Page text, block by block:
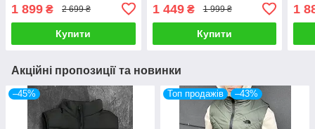
1 899 ₴ 2 699 ₴
Купити
1 449₴ 1 999 ₴
Купити
1
Акційні пропозиції та новинки
–45% Топ продажів –43%